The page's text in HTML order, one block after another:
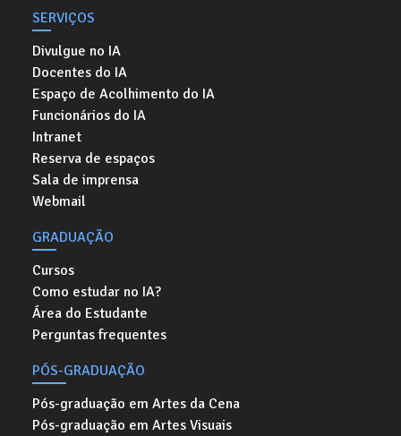
SERVIÇOS
Divulgue no IA
Docentes do IA
Espaço de Acolhimento do IA
Funcionários do IA
Intranet
Reserva de espaços
Sala de imprensa
Webmail
GRADUAÇÃO
Cursos
Como estudar no IA?
Área do Estudante
Perguntas frequentes
PÓS-GRADUAÇÃO
Pós-graduação em Artes da Cena
Pós-graduação em Artes Visuais